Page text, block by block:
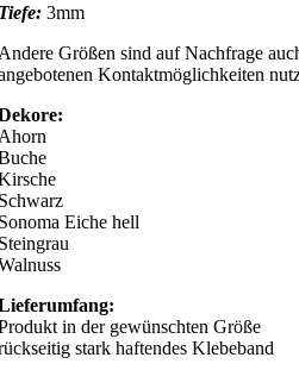
3mm
Größen sind auf Nachfrage
Kontaktmöglichkeiten
Eiche hell
in der gewünschten Größe
stark haftendes Klebeband